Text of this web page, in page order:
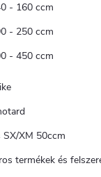
- 160 ccm
- 250 ccm
- 450 ccm
SX/XM 50ccm
termékek és